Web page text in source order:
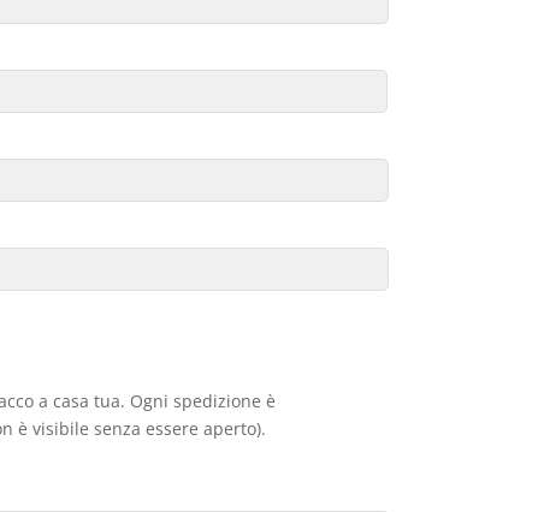
a casa tua. Ogni spedizione è
è visibile senza essere aperto).